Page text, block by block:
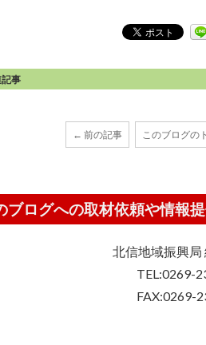
記事
← 前の記事 このブログの
ブログへの取材依頼や情報
北信地域振興局
TEL:0269-
FAX:0269-